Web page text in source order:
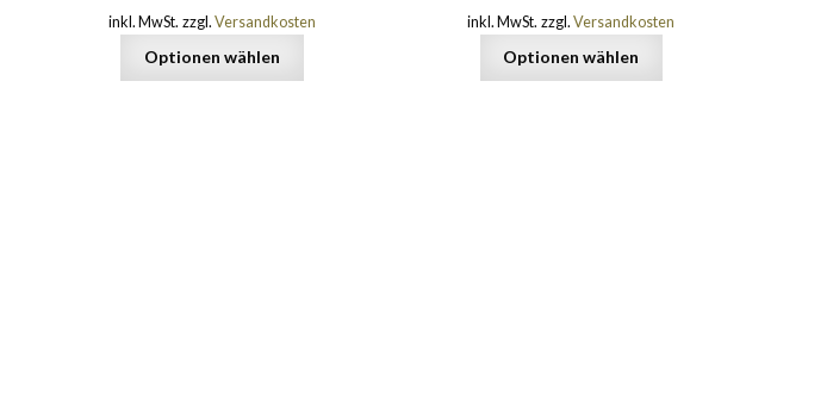
inkl. MwSt. zzgl. Versandkosten
Optionen wählen
inkl. MwSt. zzgl.Versandkosten
Optionen wählen